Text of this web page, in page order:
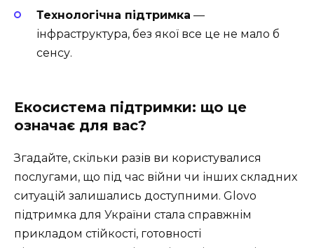
Технологічна підтримка —
інфраструктура, без якої все це не мало б
сенсу.
Екосистема підтримки: що це
означає для вас?
Згадайте, скільки разів ви користувалися
послугами, що під час війни чи інших складних
ситуацій залишались доступними. Glovo
підтримка для України стала справжнім
прикладом стійкості, готовності